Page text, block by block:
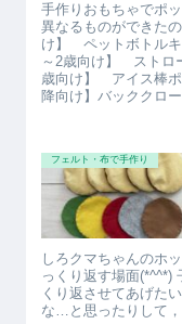
手作りおもちゃでポ
異なるものができた
け】 ペットボトル
～2歳向け】 スト
歳向け】 アイス棒
降向け】バッククロ
フェルト・布で手作り
しろクマちゃんのホ
っくり返す場面(*^^*)
くり返させてあげた
な…と思ったりして